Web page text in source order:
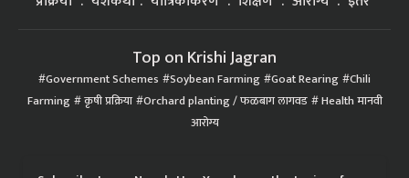
Top on Krishi Jagran
Government Schemes Soybean Farming Goat Rearing Chili
Farming कृषी प्रक्रिया Orchard planting / फळबाग लागवड Health मानवी
आरोग्य